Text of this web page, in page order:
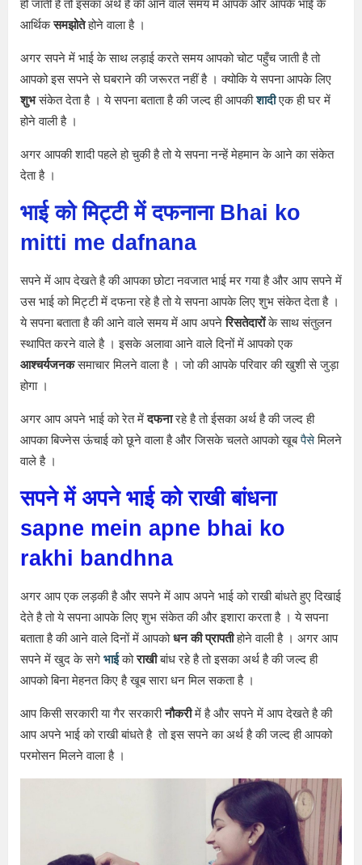
हो जाती है तो इसका अर्थ है की आने वाले समय में आपके और आपके भाई के
आर्थिकसमझोतेहोने वाला है ।
अगर सपने में भाई के साथ लड़ाई करते समय आपको चोट पहुँच जाती है तो
आपको इस सपने से घबराने की जरूरत नहीं है । क्योकि ये सपना आपके लिए
शुभसंकेत देता है । ये सपना बताता है की जल्द ही आपकीशादीएक ही घर में
होने वाली है ।
अगर आपकी शादी पहले हो चुकी है तो ये सपना नन्हें मेहमान के आने का संकेत
देता है ।
भाई को मिट्टी में दफनाना Bhai ko
mitti me dafnana
सपने में आप देखते है की आपका छोटा नवजात भाई मर गया है और आप सपने में
उस भाई को मिट्टी में दफना रहे है तो ये सपना आपके लिए शुभ संकेत देता है ।
ये सपना बताता है की आने वाले समय में आप अपनेरिसतेदारोंके साथ संतुलन
स्थापित करने वाले है । इसके अलावा आने वाले दिनों में आपको एक
आश्चर्यजनकसमाचार मिलने वाला है । जो की आपके परिवार की खुशी से जुड़ा
होगा ।
अगर आप अपने भाई को रेत मेंदफनारहे है तो ईसका अर्थ है की जल्द ही
आपका बिज्नेस ऊंचाई को छूने वाला है और जिसके चलते आपको खूबपैसेमिलने
वाले है ।
सपने में अपने भाई को राखी बांधना
sapne mein apne bhai ko
rakhi bandhna
अगर आप एक लड़की है और सपने में आप अपने भाई को राखी बांधते हुए दिखाई
देते है तो ये सपना आपके लिए शुभ संकेत की और इशारा करता है । ये सपना
बताता है की आने वाले दिनों में आपकोधन की प्रापतीहोने वाली है । अगर आप
सपने में खुद के सगे भाईकोराखीबांध रहे है तो इसका अर्थ है की जल्द ही
आपको बिना मेहनत किए है खूब सारा धन मिल सकता है ।
आप किसी सरकारी या गैर सरकारीनौकरीमें है और सपने में आप देखते है की
आप अपने भाई को राखी बांधते है तो इस सपने का अर्थ है की जल्द ही आपको
परमोसन मिलने वाला है ।